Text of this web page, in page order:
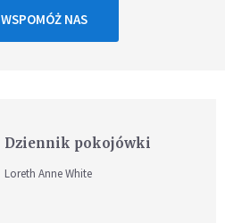
WSPOMÓŻ NAS
Dziennik pokojówki
Loreth Anne White